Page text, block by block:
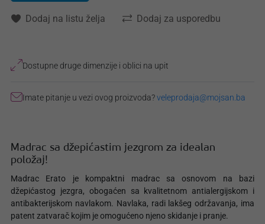
Dodaj na listu želja Dodaj za usporedbu
Dostupne druge dimenzije i oblici na upit
Imate pitanje u vezi ovog proizvoda?veleprodaja@mojsan.ba
Madrac sa džepićastim jezgrom za idealan
položaj!
Madrac Erato je kompaktni madrac sa osnovom na bazi
džepićastog jezgra, obogaćen sa kvalitetnom antialergijskom i
antibakterijskom navlakom. Navlaka, radi lakšeg održavanja, ima
patent zatvarač kojim je omogućeno njeno skidanje i pranje.